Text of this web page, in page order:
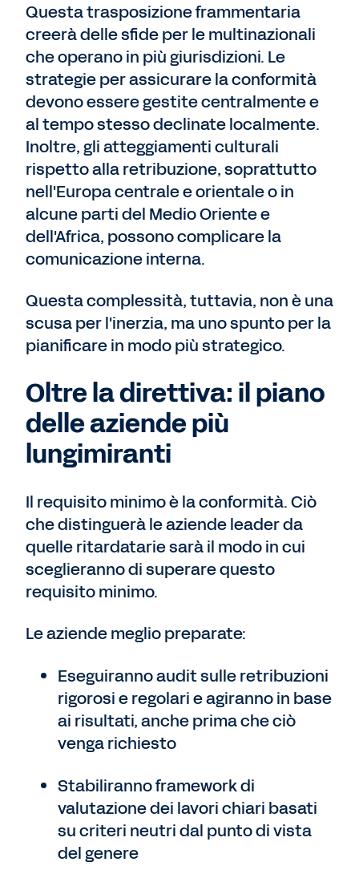
Questa trasposizione frammentaria
creerà delle sfide per le multinazionali
che operano in più giurisdizioni. Le
strategie per assicurare la conformità
devono essere gestite centralmente e
al tempo stesso declinate localmente.
Inoltre, gli atteggiamenti culturali
rispetto alla retribuzione, soprattutto
nell'Europa centrale e orientale o in
alcune parti del Medio Oriente e
dell'Africa, possono complicare la
comunicazione interna.
Questa complessità, tuttavia, non è una
scusa per l'inerzia, ma uno spunto per la
pianificare in modo più strategico.
Oltre la direttiva: il piano
delle aziende più
lungimiranti
Il requisito minimo è la conformità. Ciò
che distinguerà le aziende leader da
quelle ritardatarie sarà il modo in cui
sceglieranno di superare questo
requisito minimo.
Le aziende meglio preparate:
Eseguiranno audit sulle retribuzioni
rigorosi e regolari e agiranno in base
ai risultati, anche prima che ciò
venga richiesto
Stabiliranno framework di
valutazione dei lavori chiari basati
su criteri neutri dal punto di vista
del genere